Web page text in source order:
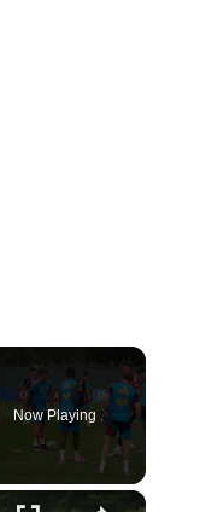
Now Playing
×